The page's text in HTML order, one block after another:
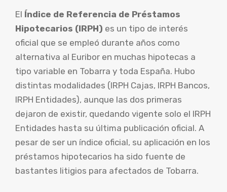
El Índice de Referencia de Préstamos
Hipotecarios (IRPH) es un tipo de interés
oficial que se empleó durante años como
alternativa al Euribor en muchas hipotecas a
tipo variable en Tobarra y toda España. Hubo
distintas modalidades (IRPH Cajas, IRPH Bancos,
IRPH Entidades), aunque las dos primeras
dejaron de existir, quedando vigente solo el IRPH
Entidades hasta su última publicación oficial. A
pesar de ser un índice oficial, su aplicación en los
préstamos hipotecarios ha sido fuente de
bastantes litigios para afectados de Tobarra.